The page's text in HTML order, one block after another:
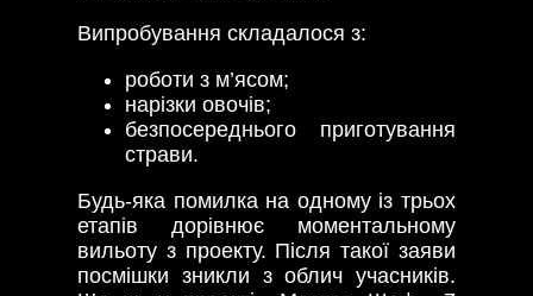
Випробування складалося з:
роботи з м’ясом;
нарізки овочів;
безпосереднього приготування
страви.
Будь-яка помилка на одному із трьох
етапів дорівнює моментальному
вильоту з проекту. Після такої заяви
посмішки зникли з облич учасників.